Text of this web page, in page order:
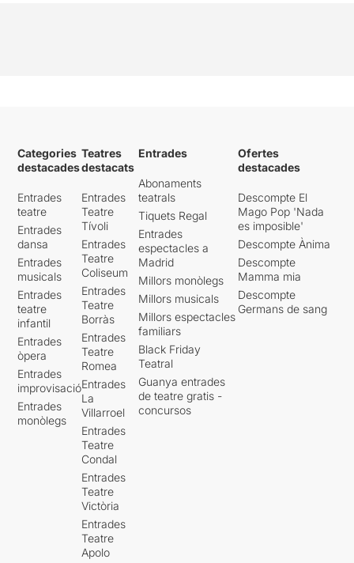
Categories
destacades
Entrades
teatre
Entrades
dansa
Entrades
musicals
Entrades
teatre
infantil
Entrades
òpera
Entrades
improvisació
Entrades
monòlegs
Teatres
destacats
Entrades
Teatre
Tívoli
Entrades
Teatre
Coliseum
Entrades
Teatre
Borràs
Entrades
Teatre
Romea
Entrades
La
Villarroel
Entrades
Teatre
Condal
Entrades
Teatre
Victòria
Entrades
Teatre
Apolo
Entrades
Abonaments
teatrals
Tiquets Regal
Entrades
espectacles a
Madrid
Millors monòlegs
Millors musicals
Millors espectacles
familiars
Black Friday
Teatral
Guanya entrades
de teatre gratis -
concursos
Ofertes
destacades
Descompte El
Mago Pop 'Nada
es imposible'
Descompte Ànima
Descompte
Mamma mia
Descompte
Germans de sang